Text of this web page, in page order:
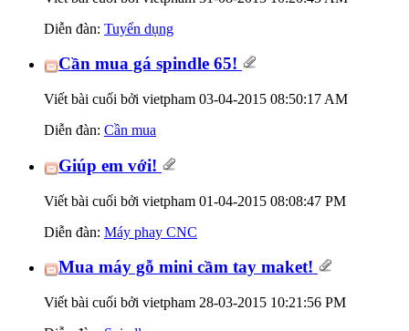
Diễn đàn: Tuyển dụng
Cần mua gá spindle 65!
Viết bài cuối bởi vietpham 03-04-2015 08:50:17 AM
Diễn đàn: Cần mua
Giúp em với!
Viết bài cuối bởi vietpham 01-04-2015 08:08:47 PM
Diễn đàn: Máy phay CNC
Mua máy gỗ mini cầm tay maket!
Viết bài cuối bởi vietpham 28-03-2015 10:21:56 PM